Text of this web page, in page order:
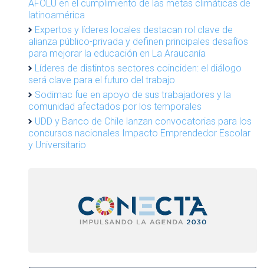
AFOLU en el cumplimiento de las metas climáticas de
latinoamérica
Expertos y líderes locales destacan rol clave de
alianza público-privada y definen principales desafíos
para mejorar la educación en La Araucanía
Líderes de distintos sectores coinciden: el diálogo
será clave para el futuro del trabajo
Sodimac fue en apoyo de sus trabajadores y la
comunidad afectados por los temporales
UDD y Banco de Chile lanzan convocatorias para los
concursos nacionales Impacto Emprendedor Escolar
y Universitario